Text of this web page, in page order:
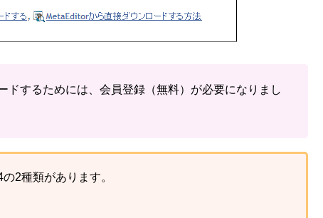
ドするためには、会員登録（無料）が必要になりまし
2種類があります。